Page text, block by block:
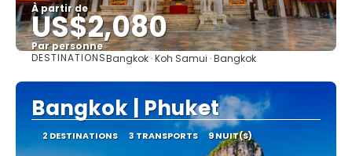
À partir de
US$2,080
Par personne
Afficher
DESTINATIONSBangkok · Koh Samui · Bangkok
Bangkok | Phuket
2 DESTINATIONS 3 TRANSPORTS 9 NUIT(S)